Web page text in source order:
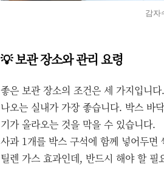
감자
💡 보관 장소와 관리 요령
좋은 보관 장소의 조건은 세 가지입니
나오는 실내가 가장 좋습니다. 박스 바
기가 올라오는 것을 막을 수 있습니다.
사과 1개를 박스 구석에 함께 넣어두면
틸렌 가스 효과인데, 반드시 해야 할 필